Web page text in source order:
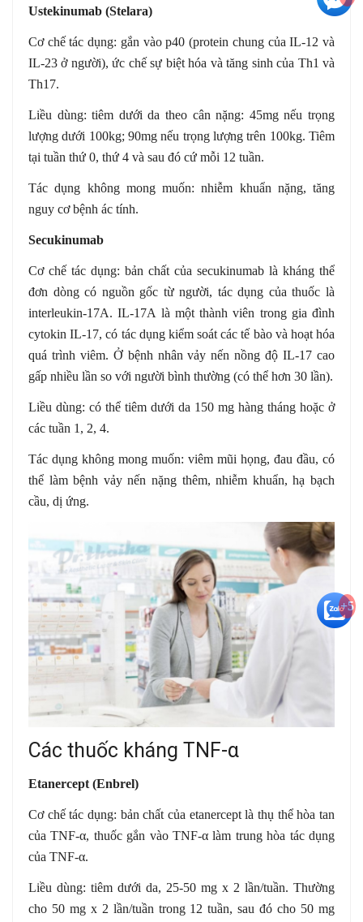
Ustekinumab (Stelara)
Cơ chế tác dụng: gắn vào p40 (protein chung của IL-12 và
IL-23 ở người), ức chế sự biệt hóa và tăng sinh của Th1 và
Th17.
Liều dùng: tiêm dưới da theo cân nặng: 45mg nếu trọng
lượng dưới 100kg; 90mg nếu trọng lượng trên 100kg. Tiêm
tại tuần thứ 0, thứ 4 và sau đó cứ mỗi 12 tuần.
Tác dụng không mong muốn: nhiễm khuẩn nặng, tăng
nguy cơ bệnh ác tính.
Secukinumab
Cơ chế tác dụng: bản chất của secukinumab là kháng thể
đơn dòng có nguồn gốc từ người, tác dụng của thuốc là
interleukin-17A. IL-17A là một thành viên trong gia đình
cytokin IL-17, có tác dụng kiểm soát các tế bào và hoạt hóa
quá trình viêm. Ở bệnh nhân vảy nến nồng độ IL-17 cao
gấp nhiều lần so với người bình thường (có thể hơn 30 lần).
Liều dùng: có thể tiêm dưới da 150 mg hàng tháng hoặc ở
các tuần 1, 2, 4.
Tác dụng không mong muốn: viêm mũi họng, đau đầu, có
thể làm bệnh vảy nến nặng thêm, nhiễm khuẩn, hạ bạch
cầu, dị ứng.
Các thuốc kháng TNF-α
Etanercept (Enbrel)
Cơ chế tác dụng: bản chất của etanercept là thụ thể hòa tan
của TNF-α, thuốc gắn vào TNF-α làm trung hòa tác dụng
của TNF-α.
Liều dùng: tiêm dưới da, 25-50 mg x 2 lần/tuần. Thường
cho 50 mg x 2 lần/tuần trong 12 tuần, sau đó cho 50 mg
+5